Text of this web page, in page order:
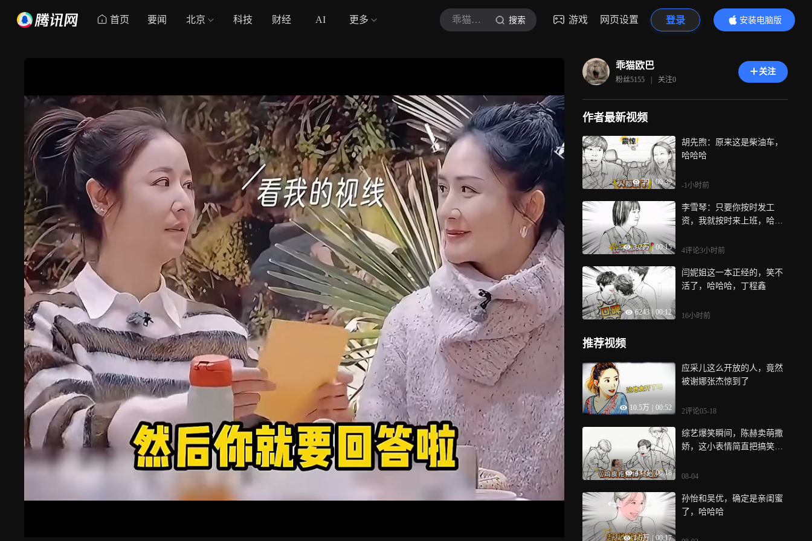
首页 要闻 北京 科技 财经 AI 更多 乖猫欧巴 搜索 游戏 网页设置 登录
安装电脑版
内容更精彩
乖猫欧巴
粉丝5155 | 关注0
关注
作者最新视频
29 | 00:39
胡先煦：原来这是柴油车，
哈哈哈
-1小时前
3.2万 | 00:15
李雪琴：只要你按时发工
资，我就按时来上班，哈哈
4评论3小时前
6243 | 00:12
闫妮姐这一本正经的，笑不
活了，哈哈哈，丁程鑫
16小时前
推荐视频
10.5万 00:52
应采儿这么开放的人，竟然
被谢娜张杰惊到了
2评论05-18
4333 | 00:18
综艺爆笑瞬间，陈赫卖萌撒
娇，这小表情简直把搞笑刻
08-04
1.5万 00:17
孙怡和吴优，确定是亲闺蜜
了，哈哈哈